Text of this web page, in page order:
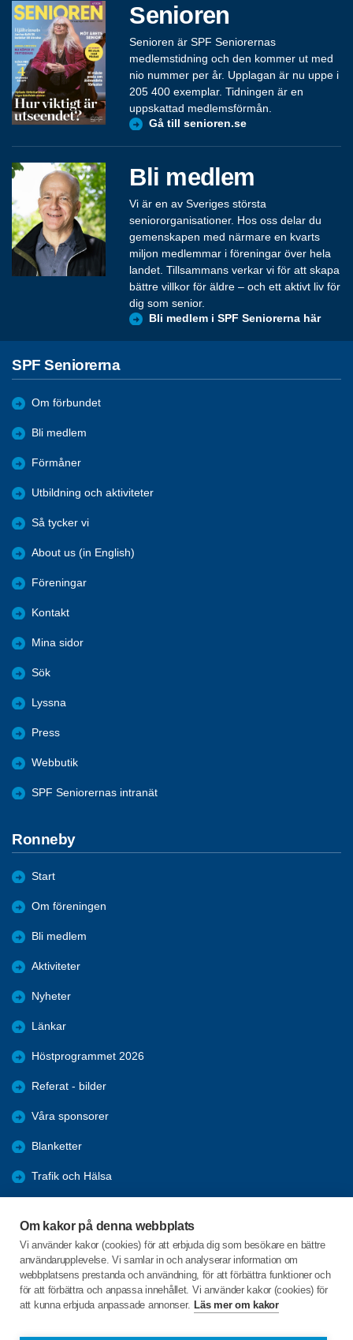
Om kakor på denna webbplats
Vi använder kakor (cookies) för att erbjuda dig som besökare en bättre
användarupplevelse. Vi samlar in och analyserar information om
webbplatsens prestanda och användning, för att förbättra funktioner och
för att förbättra och anpassa innehållet. Vi använder kakor (cookies) för
att kunna erbjuda anpassade annonser. Läs mer om kakor
Senioren
Senioren är SPF Seniorernas
medlemstidning och den kommer ut med
nio nummer per år. Upplagan är nu uppe i
205 400 exemplar. Tidningen är en
uppskattad medlemsförmån.
Gå till senioren.se
Bli medlem
Vi är en av Sveriges största
seniororganisationer. Hos oss delar du
gemenskapen med närmare en kvarts
miljon medlemmar i föreningar över hela
landet. Tillsammans verkar vi för att skapa
bättre villkor för äldre – och ett aktivt liv för
dig som senior.
Bli medlem i SPF Seniorerna här
SPF Seniorerna
Om förbundet
Bli medlem
Förmåner
Utbildning och aktiviteter
Så tycker vi
About us (in English)
Föreningar
Kontakt
Mina sidor
Sök
Lyssna
Press
Webbutik
SPF Seniorernas intranät
Ronneby
Start
Om föreningen
Bli medlem
Aktiviteter
Nyheter
Länkar
Höstprogrammet 2026
Referat - bilder
Våra sponsorer
Blanketter
Trafik och Hälsa
Föreningars öppna aktiviteter
Seniorrådet med rapporter
C/o:Kerstin la Fleur Jeppsson